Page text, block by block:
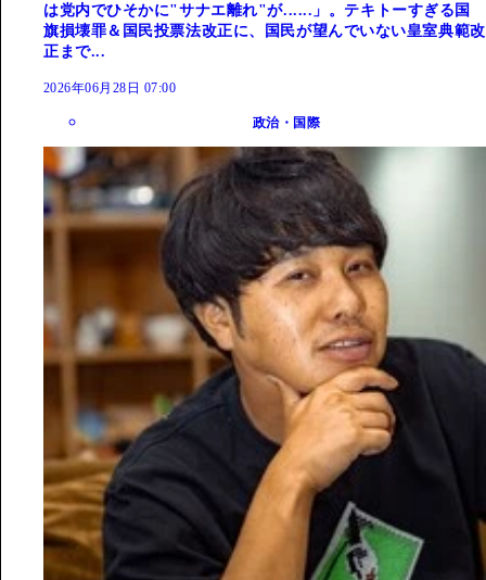
は党内でひそかに"サナエ離れ"が......」。テキトーすぎる国
旗損壊罪＆国民投票法改正に、国民が望んでいない皇室典範改
正まで...
2026年06月28日 07:00
政治・国際